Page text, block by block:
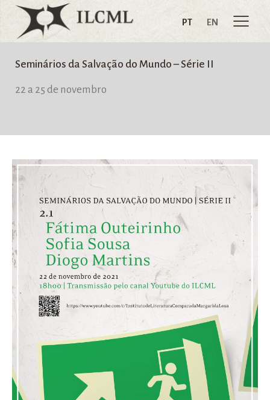
PT EN
Seminários da Salvação do Mundo – Série II
22 a 25 de novembro